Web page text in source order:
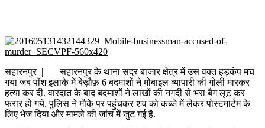
सहारनपुर | सहारनपुर के थाना सदर बाजार क्षेत्र में उस वक्त हड़कंप मच
गया जब पॉश इलाके में बेख़ौफ़ 6 बदमाशों ने मोबाइल व्यापारी की गोली मारकर
हत्या कर दी. वारदात के बाद बदमाशों ने लाखों की नगदी से भरा बैग लूट कर
फरार हो गये. पुलिस ने मौके पर पहुंचकर शव को कब्जे में लेकर पोस्टमार्टम के
लिए भेज दिया और मामले की जांच में जुट गई है.